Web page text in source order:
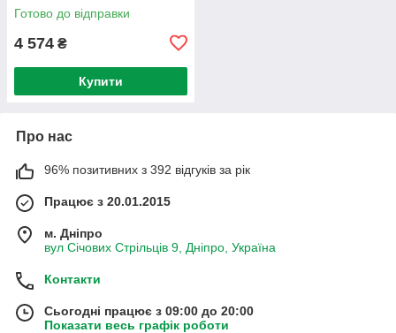
Готово до відправки
4 574 ₴
Купити
Про нас
96% позитивних з 392 відгуків за рік
Працює з 20.01.2015
м. Дніпро
вул Січових Стрільців 9, Дніпро, Україна
Контакти
Сьогодні працює з 09:00 до 20:00
Показати весь графік роботи